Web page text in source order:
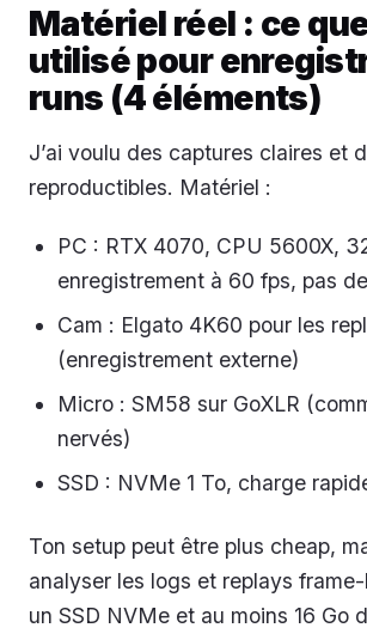
Matériel réel : ce
utilisé pour
runs (4 éléments)
J’ai voulu des captures claires et
reproductibles. Matériel :
PC : RTX 4070, CPU 5600X,
enregistrement à 60 fps, pas
Cam : Elgato 4K60 pour les
(enregistrement externe)
Micro : SM58 sur GoXLR
nervés)
SSD : NVMe 1 To, charge
Ton setup peut être plus cheap,
analyser les logs et replays
un SSD NVMe et au moins 16 Go